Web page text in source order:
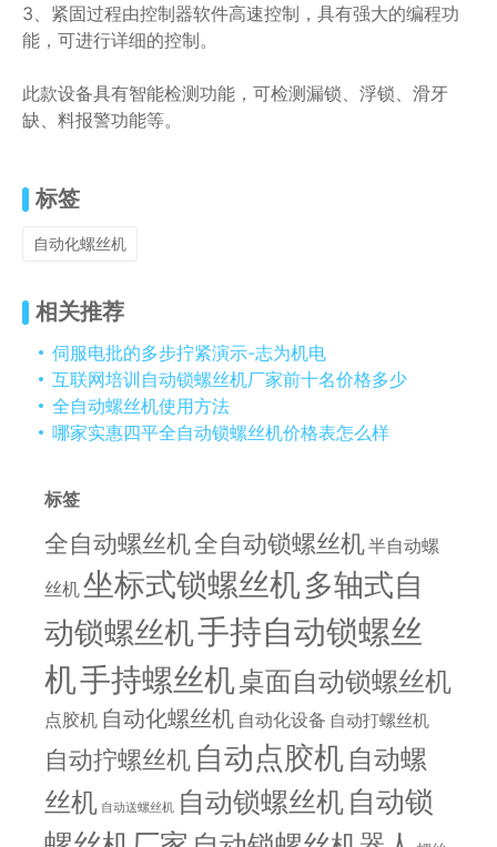
3、紧固过程由控制器软件高速控制，具有强大的编程功
能，可进行详细的控制。
此款设备具有智能检测功能，可检测漏锁、浮锁、滑牙
缺、料报警功能等。
标签
自动化螺丝机
相关推荐
伺服电批的多步拧紧演示-志为机电
互联网培训自动锁螺丝机厂家前十名价格多少
全自动螺丝机使用方法
哪家实惠四平全自动锁螺丝机价格表怎么样
标签
全自动螺丝机全自动锁螺丝机半自动螺
丝机坐标式锁螺丝机多轴式自
动锁螺丝机手持自动锁螺丝
机手持螺丝机桌面自动锁螺丝机
点胶机 自动化螺丝机 自动化设备 自动打螺丝机
自动拧螺丝机 自动点胶机 自动螺
丝机 自动送螺丝机 自动锁螺丝机自动锁